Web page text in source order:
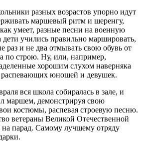
разных возрастов упорно идут
маршевый ритм и шеренгу,
умеет, разные песни на военную
учились правильно маршировать,
раз и не два отмывать свою обувь от
по строю. Ну, или, например,
хорошим слухом наверняка
распевающих юношей и девушек.
вся школа собиралась в зале, и
маршем, демонстрируя свою
костюмы, распевая строевую песню.
ветераны Великой Отечественной
парад. Самому лучшему отряду